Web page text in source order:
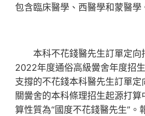
包含臨床醫學、西醫學和蒙醫學
本科不花錢醫先生訂單定向
2022年度通俗高級黌舍年度招
支撐的不花錢本科醫先生訂單定
關黌舍的本科條理招生起源打算
算性質為“國度不花錢醫先生”。